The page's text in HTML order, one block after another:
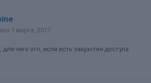
1 марта, 2017
чего это, если есть закрытие доступа